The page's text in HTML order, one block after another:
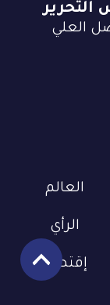
العالم
الرأي
إقتصاد
التحرير
العلي